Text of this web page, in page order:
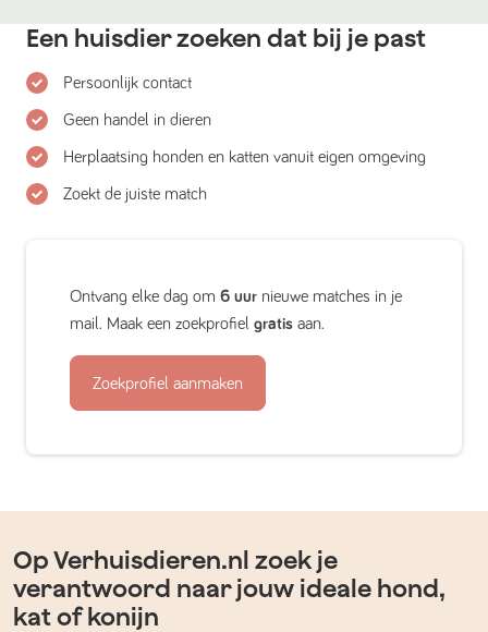
Een huisdier zoeken dat bij je past
Persoonlijk contact
Geen handel in dieren
Herplaatsing honden en katten vanuit eigen omgeving
Zoekt de juiste match
Ontvang elke dag om 6 uur nieuwe matches in je
mail. Maak een zoekprofiel gratis aan.
Zoekprofiel aanmaken
Op Verhuisdieren.nl zoek je
verantwoord naar jouw ideale hond,
kat of konijn